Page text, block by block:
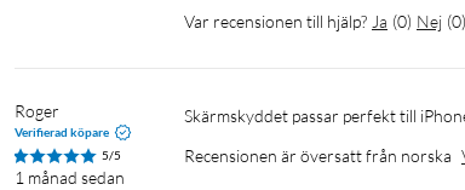
Var recensionen till hjälp? Ja (0) Nej (0)
Roger
Verifierad köpare
5/5
1 månad sedan
Skärmskyddet passar perfekt till
Recensionen är översatt från norska